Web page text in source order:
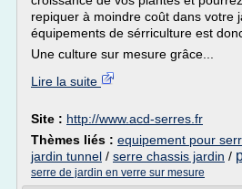
repiquer à moindre coût dans votre
équipements de sérriculture est
Une culture sur mesure grâce...
Lire la suite
Site : http://www.acd-serres.fr
Thèmes liés : equipement pour
jardin tunnel / serre chassis jardin /
serre de jardin en verre sur mesure